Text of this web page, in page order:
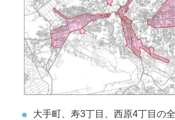
大手町、寿3丁目、西原4丁目の